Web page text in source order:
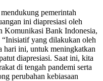
pemerintah
ini diapresiasi oleh
Komunikasi Bank Indonesia,
yang dilakukan oleh
hari ini, untuk meningkatkan
diapresiasi. Saat ini, kita
di tengah pandemi serta
perubahan kebiasaan